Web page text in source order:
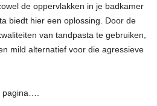
de oppervlakken in je badkamer
biedt hier een oplossing. Door de
van tandpasta te gebruiken,
mild alternatief voor die agressieve